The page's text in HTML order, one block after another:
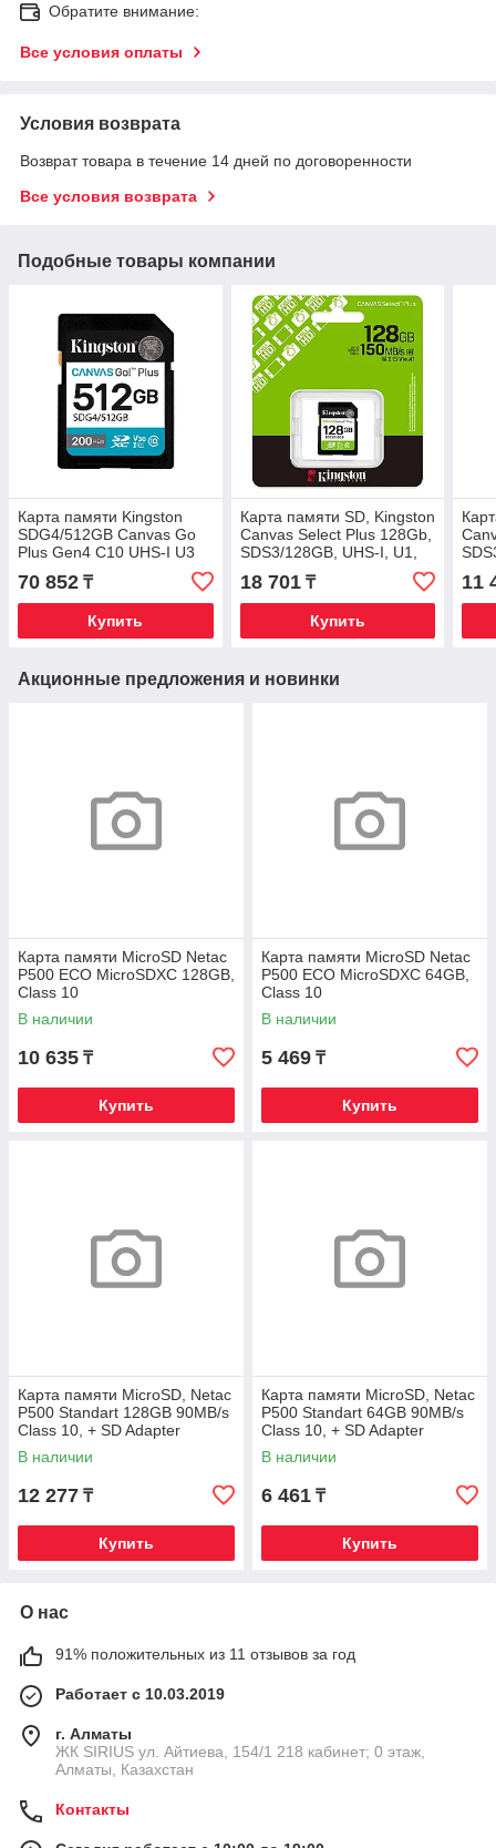
Обратите внимание:
Все условия оплаты
Условия возврата
Возврат товара в течение 14 дней по договоренности
Все условия возврата
Подобные товары компании
Карта памяти Kingston
SDG4/512GB Canvas Go
Plus Gen4 C10 UHS-I U3
V30 512GB
70 852 ₸
Купить
Карта памяти SD, Kingston
Canvas Select Plus 128Gb,
SDS3/128GB, UHS-I, U1,
V10, 150 МБ/с
18 701₸
Купить
11
Акционные предложения и новинки
Карта памяти MicroSD Netac
P500 ECO MicroSDXC 128GB,
Class 10
В наличии
10 635 ₸
Купить
Карта памяти MicroSD Netac
P500 ECO MicroSDXC 64GB,
Class 10
В наличии
5 469 ₸
Купить
Карта памяти MicroSD, Netac
P500 Standart 128GB 90MB/s
Class 10, + SD Adapter
В наличии
12 277 ₸
Купить
Карта памяти MicroSD, Netac
P500 Standart 64GB 90MB/s
Class 10, + SD Adapter
В наличии
6 461 ₸
Купить
О нас
91% положительных из 11 отзывов за год
Работает с 10.03.2019
г. Алматы
​ЖК SIRIUS​ ул. Айтиева, 154/1​ 218 кабинет; 0 этаж,
Алматы, Казахстан
Контакты